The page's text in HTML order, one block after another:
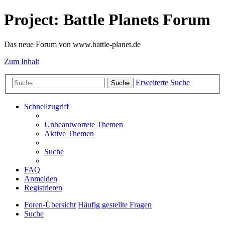
Project: Battle Planets Forum
Das neue Forum von www.battle-planet.de
Zum Inhalt
Suche Erweiterte Suche
Schnellzugriff
Unbeantwortete Themen
Aktive Themen
Suche
FAQ
Anmelden
Registrieren
Foren-Übersicht Häufig gestellte Fragen
Suche